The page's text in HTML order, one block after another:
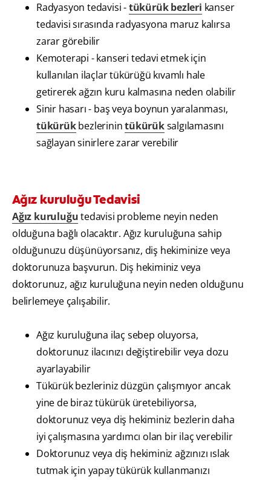
Radyasyon tedavisi -tükürük bezleri kanser
tedavisi sırasında radyasyona maruz kalırsa
zarar görebilir
Kemoterapi - kanseri tedavi etmek için
kullanılan ilaçlar tükürüğü kıvamlı hale
getirerek ağzın kuru kalmasına neden olabilir
Sinir hasarı - baş veya boynun yaralanması,
tükürükbezlerinintükürüksalgılamasını
sağlayan sinirlere zarar verebilir
Ağız kuruluğu Tedavisi
Ağız kuruluğutedavisi probleme neyin neden
olduğuna bağlı olacaktır. Ağız kuruluğuna sahip
olduğunuzu düşünüyorsanız, diş hekiminize veya
doktorunuza başvurun. Diş hekiminiz veya
doktorunuz, ağız kuruluğuna neyin neden olduğunu
belirlemeye çalışabilir.
Ağız kuruluğuna ilaç sebep oluyorsa,
doktorunuz ilacınızı değiştirebilir veya dozu
ayarlayabilir
Tükürük bezleriniz düzgün çalışmıyor ancak
yine de biraz tükürük üretebiliyorsa,
doktorunuz veya diş hekiminiz bezlerin daha
iyi çalışmasına yardımcı olan bir ilaç verebilir
Doktorunuz veya diş hekiminiz ağzınızı ıslak
tutmak için yapay tükürük kullanmanızı